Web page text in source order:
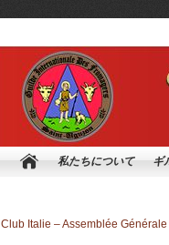
私たちについて ギ
Club Italie – Assemblée Générale